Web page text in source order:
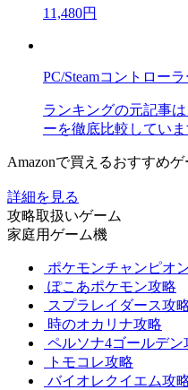
11,480円
PC/Steamコントロー
ランキングの元記事
ーを徹底比較していま
Amazonで買えるおすすめ
詳細を見る
攻略取扱いゲーム
家庭用ゲーム機
ポケモンチャンピオ
ぽこあポケモン攻略
スプラレイダース攻
時のオカリナ攻略
ペルソナ4ゴールデン
トモコレ攻略
バイオレクイエム攻